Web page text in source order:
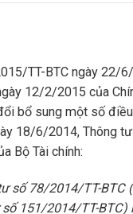
TT-BTC ngày 22/
12/2/2015 của
bổ sung một số
18/6/2014, Thông
Bộ Tài chính:
số78/2014/TT-BTC
số151/2014/TT-BTC)